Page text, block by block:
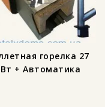
горелка 27
+ Автоматика